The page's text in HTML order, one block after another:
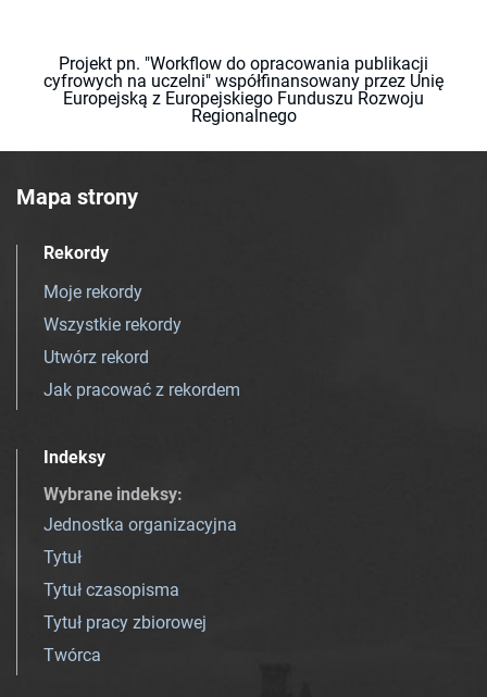
Projekt pn. "Workflow do opracowania publikacji
cyfrowych na uczelni" współfinansowany przez Unię
Europejską z Europejskiego Funduszu Rozwoju
Regionalnego
Mapa strony
Rekordy
Moje rekordy
Wszystkie rekordy
Utwórz rekord
Jak pracować z rekordem
Indeksy
Wybrane indeksy:
Jednostka organizacyjna
Tytuł
Tytuł czasopisma
Tytuł pracy zbiorowej
Twórca